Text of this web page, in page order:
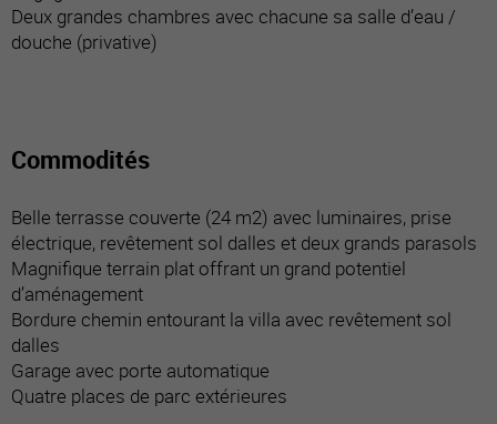
Deux grandes chambres avec chacune sa salle d’eau /
douche (privative)
Commodités
Belle terrasse couverte (24 m2) avec luminaires, prise
électrique, revêtement sol dalles et deux grands parasols
Magnifique terrain plat offrant un grand potentiel
d’aménagement
Bordure chemin entourant la villa avec revêtement sol
dalles
Garage avec porte automatique
Quatre places de parc extérieures